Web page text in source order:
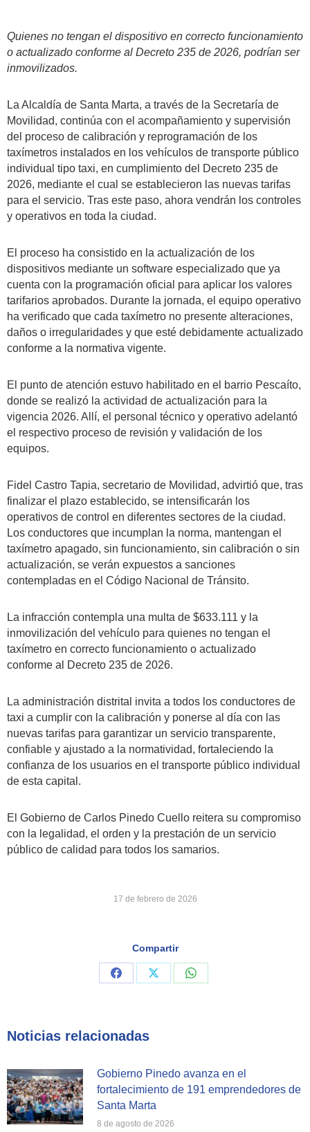
Quienes no tengan el dispositivo en correcto funcionamiento
o actualizado conforme al Decreto 235 de 2026, podrían ser
inmovilizados.
La Alcaldía de Santa Marta, a través de la Secretaría de
Movilidad, continúa con el acompañamiento y supervisión
del proceso de calibración y reprogramación de los
taxímetros instalados en los vehículos de transporte público
individual tipo taxi, en cumplimiento del Decreto 235 de
2026, mediante el cual se establecieron las nuevas tarifas
para el servicio. Tras este paso, ahora vendrán los controles
y operativos en toda la ciudad.
El proceso ha consistido en la actualización de los
dispositivos mediante un software especializado que ya
cuenta con la programación oficial para aplicar los valores
tarifarios aprobados. Durante la jornada, el equipo operativo
ha verificado que cada taxímetro no presente alteraciones,
daños o irregularidades y que esté debidamente actualizado
conforme a la normativa vigente.
El punto de atención estuvo habilitado en el barrio Pescaíto,
donde se realizó la actividad de actualización para la
vigencia 2026. Allí, el personal técnico y operativo adelantó
el respectivo proceso de revisión y validación de los
equipos.
Fidel Castro Tapia, secretario de Movilidad, advirtió que, tras
finalizar el plazo establecido, se intensificarán los
operativos de control en diferentes sectores de la ciudad.
Los conductores que incumplan la norma, mantengan el
taxímetro apagado, sin funcionamiento, sin calibración o sin
actualización, se verán expuestos a sanciones
contempladas en el Código Nacional de Tránsito.
La infracción contempla una multa de $633.111 y la
inmovilización del vehículo para quienes no tengan el
taxímetro en correcto funcionamiento o actualizado
conforme al Decreto 235 de 2026.
La administración distrital invita a todos los conductores de
taxi a cumplir con la calibración y ponerse al día con las
nuevas tarifas para garantizar un servicio transparente,
confiable y ajustado a la normatividad, fortaleciendo la
confianza de los usuarios en el transporte público individual
de esta capital.
El Gobierno de Carlos Pinedo Cuello reitera su compromiso
con la legalidad, el orden y la prestación de un servicio
público de calidad para todos los samarios.
17 de febrero de 2026
Compartir
Share
Share
Share
Noticias relacionadas
Gobierno Pinedo avanza en el
fortalecimiento de 191 emprendedores de
Santa Marta
8 de agosto de 2026